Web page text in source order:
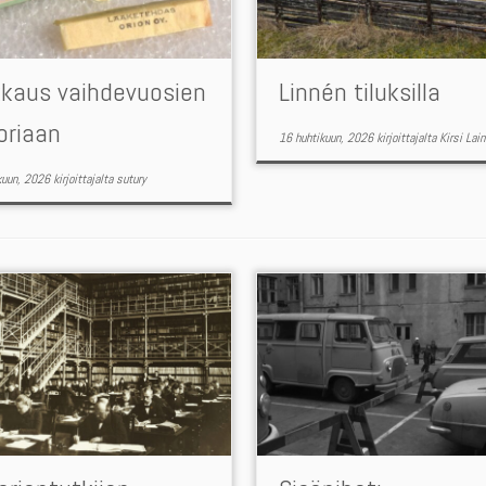
vaihdevuosien
2026 kirjoittajaltasutury
Linnén tiluksilla
16 huhtikuun, 2026 kirjoittajaltaKirsi